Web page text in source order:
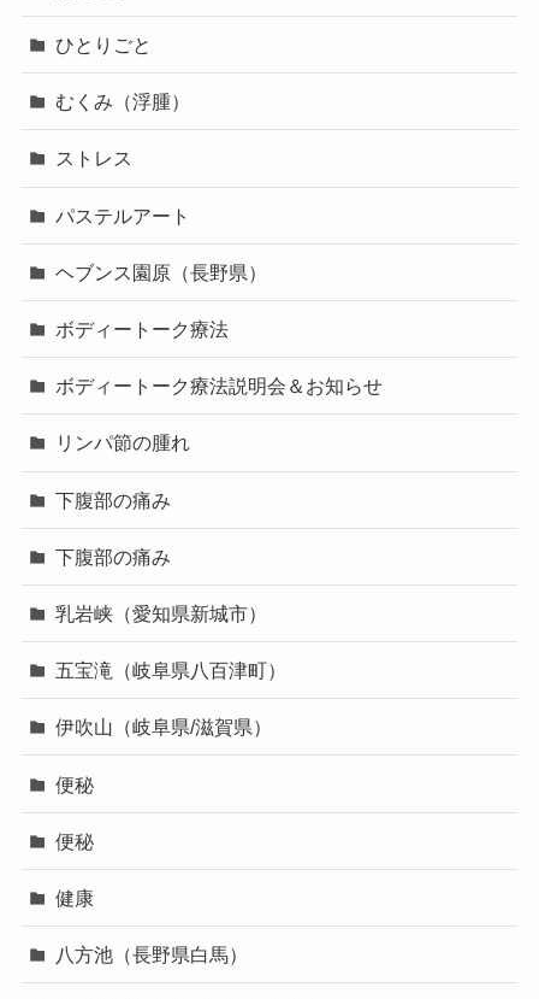
ひとりごと
むくみ（浮腫）
ストレス
パステルアート
ヘブンス園原（長野県）
ボディートーク療法
ボディートーク療法説明会＆お知らせ
リンパ節の腫れ
下腹部の痛み
下腹部の痛み
乳岩峡（愛知県新城市）
五宝滝（岐阜県八百津町）
伊吹山（岐阜県/滋賀県）
便秘
便秘
健康
八方池（長野県白馬）